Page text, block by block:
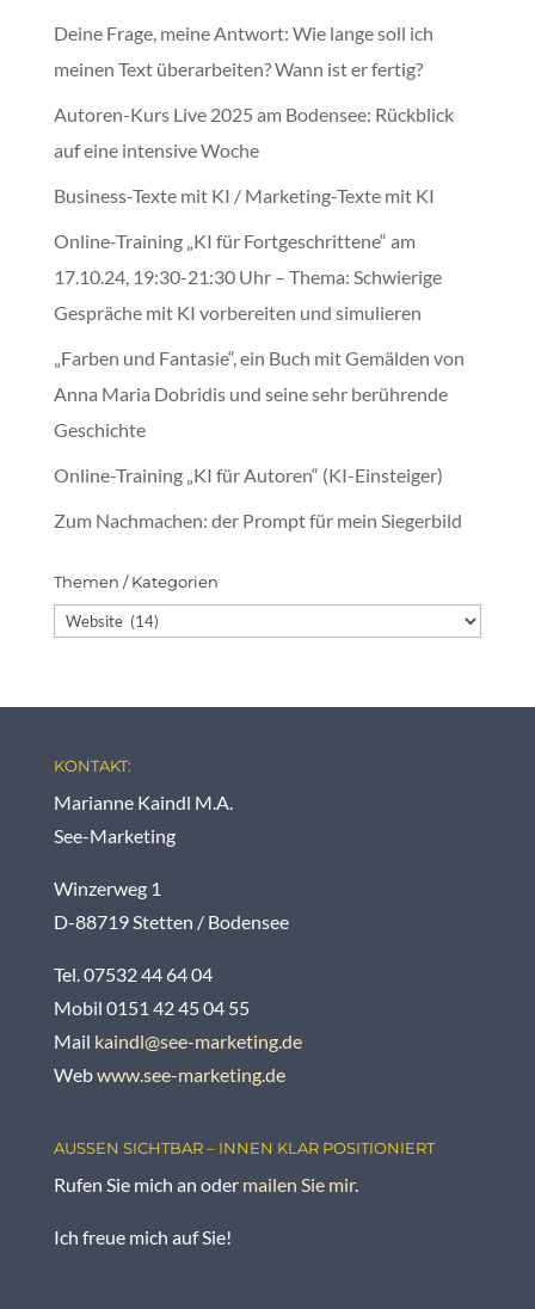
Deine Frage, meine Antwort: Wie lange soll ich
meinen Text überarbeiten? Wann ist er fertig?
Autoren-Kurs Live 2025 am Bodensee: Rückblick
auf eine intensive Woche
Business-Texte mit KI / Marketing-Texte mit KI
Online-Training „KI für Fortgeschrittene“ am
17.10.24, 19:30-21:30 Uhr – Thema: Schwierige
Gespräche mit KI vorbereiten und simulieren
„Farben und Fantasie“, ein Buch mit Gemälden von
Anna Maria Dobridis und seine sehr berührende
Geschichte
Online-Training „KI für Autoren“ (KI-Einsteiger)
Zum Nachmachen: der Prompt für mein Siegerbild
Themen / Kategorien
Themen
KONTAKT:
Marianne Kaindl M.A.
See-Marketing
Winzerweg 1
D-88719 Stetten / Bodensee
Tel. 07532 44 64 04
Mobil 0151 42 45 04 55
Mail kaindl@see-marketing.de
Webwww.see-marketing.de
AUSSEN SICHTBAR – INNEN KLAR POSITIONIERT
Rufen Sie mich an oder mailen Sie mir.
Ich freue mich auf Sie!